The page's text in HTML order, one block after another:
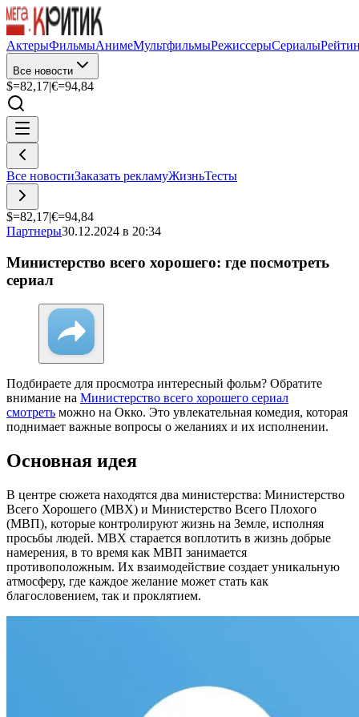
АктерыФильмыАнимеМультфильмыРежиссерыСериалы
Все новости
$=82,17|€=94,84
Все новостиЗаказать рекламуЖизньТесты
$=82,17|€=94,84
Партнеры30.12.2024 в 20:34
Министерство всего хорошего: где посмотреть
сериал
Подбираете для просмотра интересный фольм? Обратите
внимание на Министерство всего хорошего сериал
смотреть можно на Окко. Это увлекательная комедия, которая
поднимает важные вопросы о желаниях и их исполнении.
Основная идея
В центре сюжета находятся два министерства: Министерство
Всего Хорошего (МВХ) и Министерство Всего Плохого
(МВП), которые контролируют жизнь на Земле, исполняя
просьбы людей. МВХ старается воплотить в жизнь добрые
намерения, в то время как МВП занимается
противоположным. Их взаимодействие создает уникальную
атмосферу, где каждое желание может стать как
благословением, так и проклятием.